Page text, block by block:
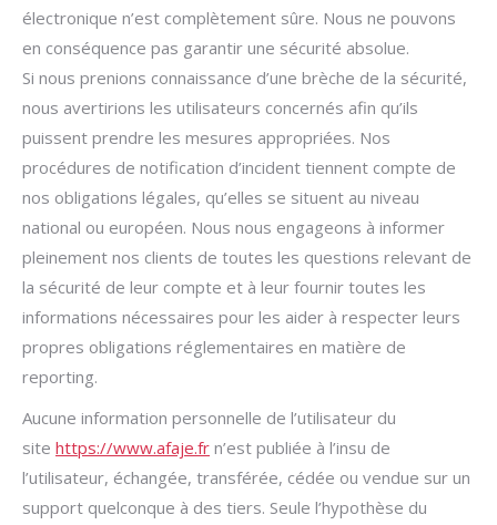
électronique n’est complètement sûre. Nous ne pouvons
en conséquence pas garantir une sécurité absolue.
Si nous prenions connaissance d’une brèche de la sécurité,
nous avertirions les utilisateurs concernés afin qu’ils
puissent prendre les mesures appropriées. Nos
procédures de notification d’incident tiennent compte de
nos obligations légales, qu’elles se situent au niveau
national ou européen. Nous nous engageons à informer
pleinement nos clients de toutes les questions relevant de
la sécurité de leur compte et à leur fournir toutes les
informations nécessaires pour les aider à respecter leurs
propres obligations réglementaires en matière de
reporting.
Aucune information personnelle de l’utilisateur du
site https://www.afaje.fr n’est publiée à l’insu de
l’utilisateur, échangée, transférée, cédée ou vendue sur un
support quelconque à des tiers. Seule l’hypothèse du